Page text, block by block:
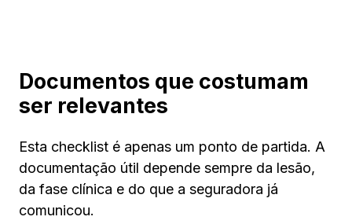
Documentos que costumam
ser relevantes
Esta checklist é apenas um ponto de partida. A
documentação útil depende sempre da lesão,
da fase clínica e do que a seguradora já
comunicou.